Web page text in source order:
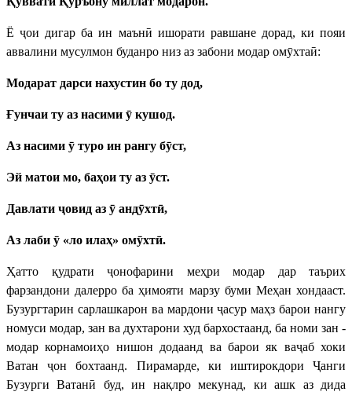
Ё ҷои дигар ба ин маънӣ ишорати равшане дорад, ки пояи
аввалини мусулмон буданро низ аз забони модар омӯхтаӣ:
Модарат дарси нахустин бо ту дод,
Ғунчаи ту аз насими ӯ кушод.
Аз насими ӯ туро ин рангу бӯст,
Эй матои мо, баҳои ту аз ӯст.
Давлати ҷовид аз ӯ андӯхтӣ,
Аз лаби ӯ «ло илаҳ» омӯхтӣ.
Ҳатто қудрати ҷонофарини меҳри модар дар таърих
фарзандони далерро ба ҳимояти марзу буми Меҳан хондааст.
Бузургтарин сарлашкарон ва мардони ҷасур маҳз барои нангу
номуси модар, зан ва духтарони худ бархостаанд, ба номи зан -
модар корнамоиҳо нишон додаанд ва барои як ваҷаб хоки
Ватан ҷон бохтаанд. Пирамарде, ки иштирокдори Ҷанги
Бузурги Ватанӣ буд, ин нақлро мекунад, ки ашк аз дида